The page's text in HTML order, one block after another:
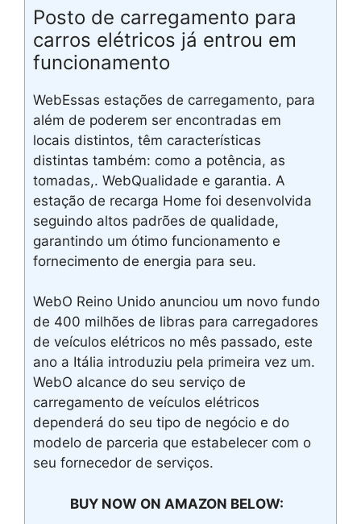
Posto de carregamento para
carros elétricos já entrou em
funcionamento
WebEssas estações de carregamento, para
além de poderem ser encontradas em
locais distintos, têm características
distintas também: como a potência, as
tomadas,. WebQualidade e garantia. A
estação de recarga Home foi desenvolvida
seguindo altos padrões de qualidade,
garantindo um ótimo funcionamento e
fornecimento de energia para seu.
WebO Reino Unido anunciou um novo fundo
de 400 milhões de libras para carregadores
de veículos elétricos no mês passado, este
ano a Itália introduziu pela primeira vez um.
WebO alcance do seu serviço de
carregamento de veículos elétricos
dependerá do seu tipo de negócio e do
modelo de parceria que estabelecer com o
seu fornecedor de serviços.
BUY NOW ON AMAZON BELOW: